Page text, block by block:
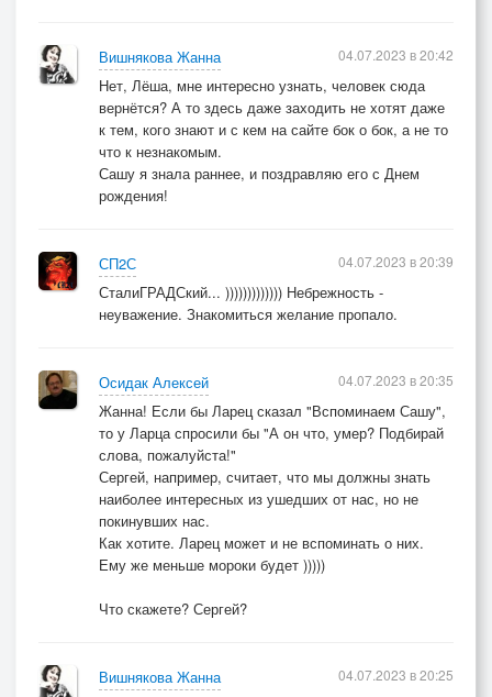
Вишнякова Жанна
Нет, Лёша, мне интересно узнать, человек сюда
вернётся? А то здесь даже заходить не хотят даже
к тем, кого знают и с кем на сайте бок о бок, а не то
что к незнакомым.
Сашу я знала раннее, и поздравляю его с Днем
рождения!
04.07.2023 в 20:42
СП2С
СталиГРАДСкий... ))))))))))))) Небрежность -
неуважение. Знакомиться желание пропало.
04.07.2023 в 20:39
Осидак Алексей
Жанна! Если бы Ларец сказал "Вспоминаем Сашу",
то у Ларца спросили бы "А он что, умер? Подбирай
слова, пожалуйста!"
Сергей, например, считает, что мы должны знать
наиболее интересных из ушедших от нас, но не
покинувших нас.
Как хотите. Ларец может и не вспоминать о них.
Ему же меньше мороки будет )))))
Что скажете? Сергей?
04.07.2023 в 20:35
Вишнякова Жанна
04.07.2023 в 20:25